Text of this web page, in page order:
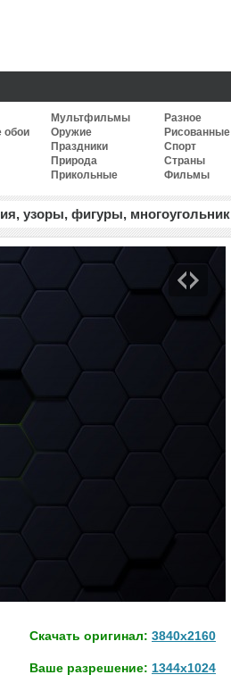
обои
Мультфильмы
Оружие
Праздники
Природа
Прикольные
Разное
Рисованные
Спорт
Страны
Фильмы
узоры, фигуры, многоугольник
Скачать оригинал: 3840x2160
Ваше разрешение: 1344x1024